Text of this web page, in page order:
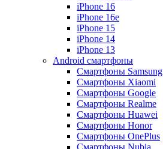
iPhone 16
iPhone 16e
iPhone 15
iPhone 14
iPhone 13
Android cмартфоны
Смартфоны Samsung
Смартфоны Xiaomi
Смартфоны Google
Смартфоны Realme
Смартфоны Huawei
Смартфоны Honor
Смартфоны OnePlus
Смартфоны Nubia